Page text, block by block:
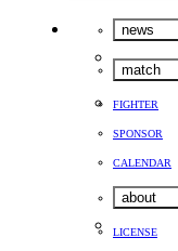
news
match
FIGHTER
SPONSOR
CALENDAR
about
LICENSE